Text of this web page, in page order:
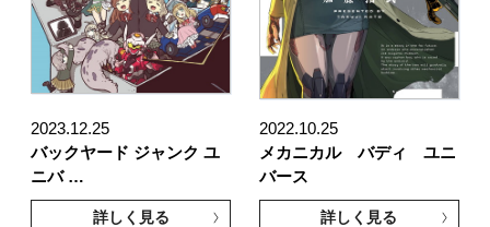
2023.12.25
バックヤード ジャンク ユ
ニバ …
詳しく見る
2022.10.25
メカニカル バディ ユニ
バース
詳しく見る